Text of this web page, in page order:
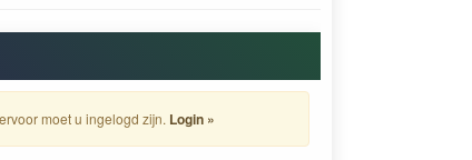
moet u ingelogd zijn. Login »